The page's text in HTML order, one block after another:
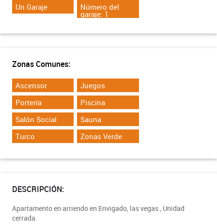
Un Garaje
Número del
garaje: 1
Zonas Comunes:
Ascensor
Juegos
Portería
Piscina
Salón Social
Sauna
Turco
Zonas Verde
DESCRIPCIÓN:
Apartamento en arriendo en Envigado, las vegas , Unidad
cerrada.